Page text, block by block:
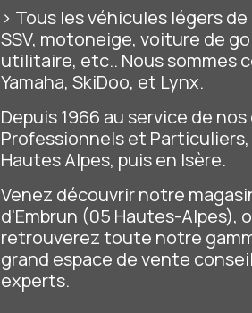
> Tous les véhicules légers de
SSV, motoneige, voiture de
utilitaire, etc.. Nous sommes
Yamaha, SkiDoo, et Lynx.
Depuis 1966 au service de nos
Professionnels et Particuliers
Hautes Alpes, puis en Isère.
Venez découvrir notre
d'Embrun (05 Hautes-Alpes),
retrouverez toute notre
grand espace de vente
experts.